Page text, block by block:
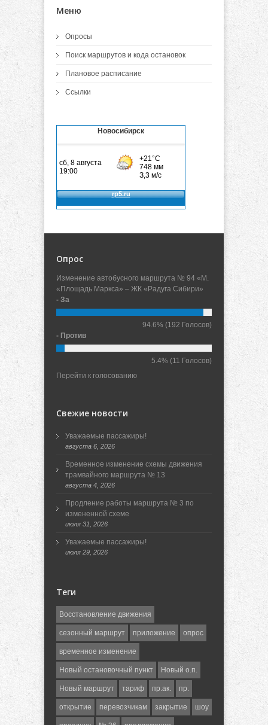
Меню
Опросы
Поиск маршрутов и кода остановок
Плановое расписание
Ссылки
Новосибирск
Опрос
Изменение автобусного маршрута № 94 «М.
«Площадь Маркса» – ЖК «Радуга Сибири»
- За
94.6% (192 Голосов)
- Против
5.4% (11 Голосов)
Перейти к голосованию
Свежие новости
Уважаемые пассажиры!
августа 6, 2026
Временное изменение схемы движения
трамвайного маршрута № 13
августа 4, 2026
Продление работы маршрута № 3 по
измененной схеме
июля 31, 2026
Уважаемые пассажиры!
июля 29, 2026
Теги
Восстановление движения
сезонный маршрут приложение опрос
временное изменение
Новый остановочный пункт Новый о.п.
Новый маршрут тариф пр.ак. пр.
открытие перевозчикам закрытие шоу